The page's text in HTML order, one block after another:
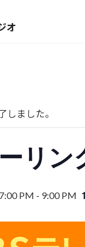
しました。
リン
PM - 9:00 PM